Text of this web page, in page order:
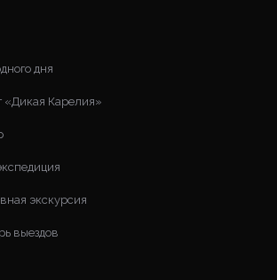
дня
«Дикая Карелия»
экскурсия
выездов